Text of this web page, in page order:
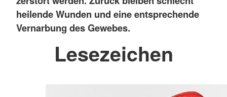
heilende Wunden und eine entsprechende
Vernarbung des Gewebes.
Lesezeichen